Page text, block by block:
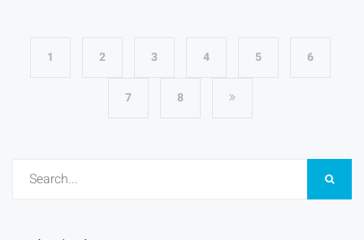
1 2 3 4 5 6
7 8